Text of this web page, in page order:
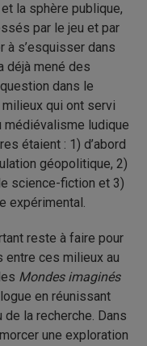
la sphère publique,
par le jeu et par
à s’esquisser dans
déjà mené des
dans le
qui ont servi
médiévalisme ludique
étaient : 1) d’abord
géopolitique, 2)
science-fiction et 3)
expérimental.
reste à faire pour
ces milieux au
Mondes imaginés
en réunissant
la recherche. Dans
une exploration